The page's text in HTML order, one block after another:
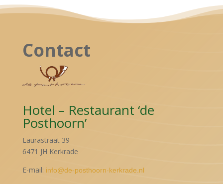
Contact
Hotel – Restaurant ‘de
Posthoorn’
Laurastraat 39
6471 JH Kerkrade
E-mail: info@de-posthoorn-kerkrade.nl